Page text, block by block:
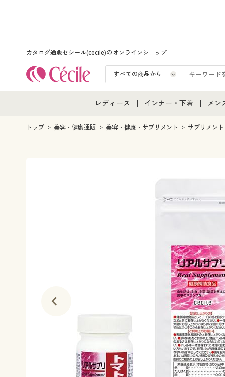
カタログ通販セシール(cecile)のオンラインショップ
レディース
レディース通販すべて
インナー・下着
インナー・下着通販すべ
ジュニア・ティーンズ下
メン
メン
トップ 美容・健康通販 美容・健康・サプリメント サプリメント